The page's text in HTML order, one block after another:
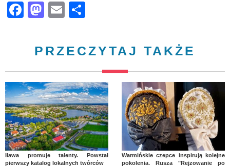
Facebook
Mastodon
Email
PRZECZYTAJ TAKŻE
Iława promuje talenty. Powstał
pierwszy katalog lokalnych twórców
Warmińskie czepce inspirują kolejne
pokolenia. Rusza "Rejzowanie po